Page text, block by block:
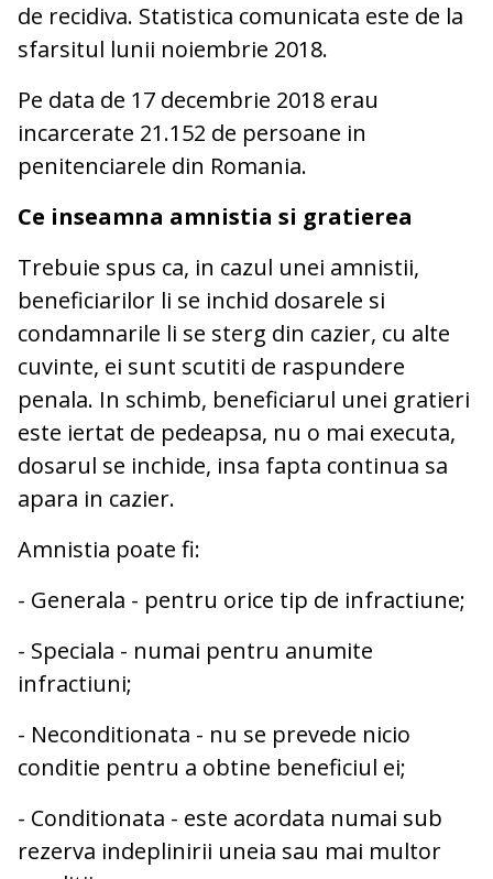
de recidiva. Statistica comunicata este de la
sfarsitul lunii noiembrie 2018.
Pe data de 17 decembrie 2018 erau
incarcerate 21.152 de persoane in
penitenciarele din Romania.
Ce inseamna amnistia si gratierea
Trebuie spus ca, in cazul unei amnistii,
beneficiarilor li se inchid dosarele si
condamnarile li se sterg din cazier, cu alte
cuvinte, ei sunt scutiti de raspundere
penala. In schimb, beneficiarul unei gratieri
este iertat de pedeapsa, nu o mai executa,
dosarul se inchide, insa fapta continua sa
apara in cazier.
Amnistia poate fi:
- Generala - pentru orice tip de infractiune;
- Speciala - numai pentru anumite
infractiuni;
- Neconditionata - nu se prevede nicio
conditie pentru a obtine beneficiul ei;
- Conditionata - este acordata numai sub
rezerva indeplinirii uneia sau mai multor